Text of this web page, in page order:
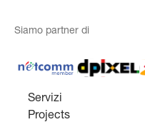
Siamo partner di
Netcomm Member
Servizi
Projects